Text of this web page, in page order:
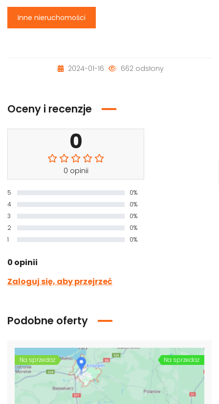
Inne nieruchomości
2024-01-16 662 odsłony
Oceny i recenzje
0
0 opinii
5
0%
4
0%
3
0%
2
0%
1
0%
0 opinii
Zaloguj się, aby przejrzeć
Podobne oferty
Na sprzedaż Na sprzedaż